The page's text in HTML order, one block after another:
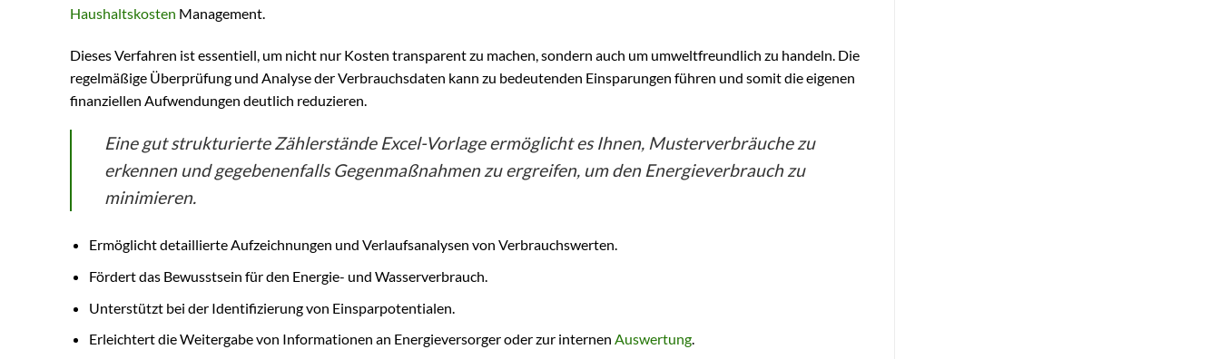
Haushaltskosten Management.
Dieses Verfahren ist essentiell, um nicht nur Kosten transparent zu machen, sondern auch um umweltfreundlich zu handeln. Die
regelmäßige Überprüfung und Analyse der Verbrauchsdaten kann zu bedeutenden Einsparungen führen und somit die eigenen
finanziellen Aufwendungen deutlich reduzieren.
Eine gut strukturierte Zählerstände Excel-Vorlage ermöglicht es Ihnen, Musterverbräuche zu
erkennen und gegebenenfalls Gegenmaßnahmen zu ergreifen, um den Energieverbrauch zu
minimieren.
Ermöglicht detaillierte Aufzeichnungen und Verlaufsanalysen von Verbrauchswerten.
Fördert das Bewusstsein für den Energie- und Wasserverbrauch.
Unterstützt bei der Identifizierung von Einsparpotentialen.
Erleichtert die Weitergabe von Informationen an Energieversorger oder zur internen Auswertung.